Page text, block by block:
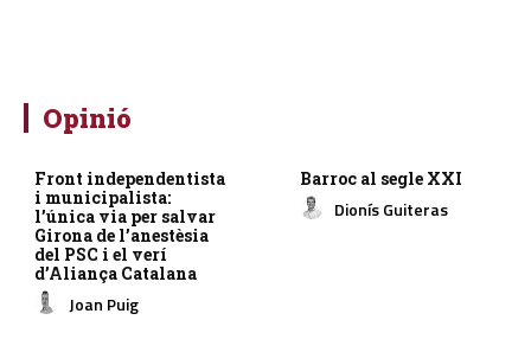
Opinió
Front independentista
i municipalista:
l’única via per salvar
Girona de l’anestèsia
del PSC i el verí
d’Aliança Catalana
Joan Puig
Barroc al segle XXI
Dionís Guiteras